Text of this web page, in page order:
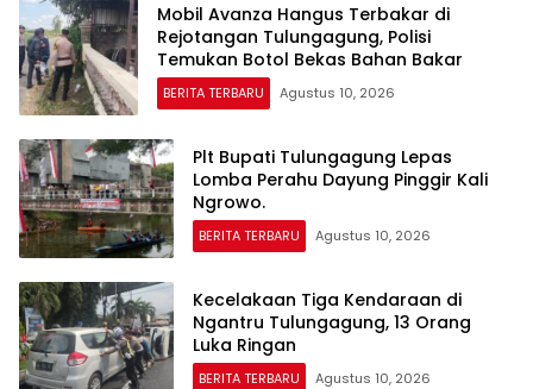
Mobil Avanza Hangus Terbakar di
Rejotangan Tulungagung, Polisi
Temukan Botol Bekas Bahan Bakar
BERITA TERBARU Agustus 10, 2026
Plt Bupati Tulungagung Lepas
Lomba Perahu Dayung Pinggir Kali
Ngrowo.
BERITA TERBARU Agustus 10, 2026
Kecelakaan Tiga Kendaraan di
Ngantru Tulungagung, 13 Orang
Luka Ringan
BERITA TERBARU Agustus 10, 2026